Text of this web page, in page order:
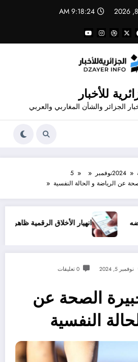
9:18:24 AM
للأخبار
الجزائر والشأن المغاربي والعربي
2024نوفمبر
5
عن الرياضة و الحالة النفسية
انهيار الأخلاق الرقمية ظاهرة الشتائم
نوفمبر 5, 2024 0 تعليقات
الصحة عن
النفسية